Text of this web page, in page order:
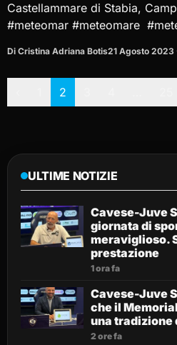
Castellammare di Stabia,
#meteomar #meteomare
Di Cristina Adriana Botis21 Agosto
Paginazione
2
ULTIME NOTIZIE
Cavese-Juve
giornata di
meraviglioso.
prestazione
1 ora fa
Cavese-Juve
che il
una tradizione
2 ore fa